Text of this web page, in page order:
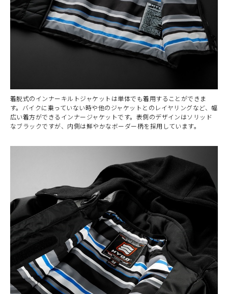
着脱式のインナーキルトジャケットは単体でも着用することができま
す。バイクに乗っていない時や他のジャケットとのレイヤリングなど、幅
広い着方ができるインナージャケットです。表側のデザインはソリッド
なブラックですが、内側は鮮やかなボーダー柄を採用しています。